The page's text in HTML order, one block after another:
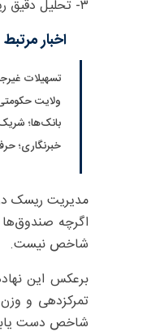
۳- تحلیل دقیق ریسک‌ها و عملکرد بخش سهام این صندوق‌ها به دلیل تاثیرگذاری بالای آن بر عملکرد کلی.
اخبار مرتبط
تسهیلات
ولایت
بانک‌ها؛
خبرنگاری؛
مدیریت ریسک
اگرچه صندوق‌ها
شاخص نیست.
برعکس این
تمرکزدهی و
شاخص دست